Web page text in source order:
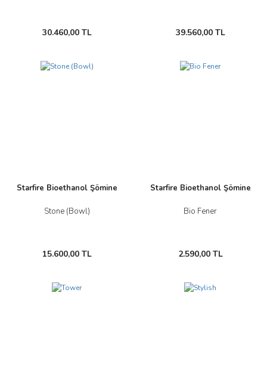
30.460,00 TL 39.560,00 TL
Starfire Bioethanol Şömine
Stone (Bowl)
15.600,00 TL
Starfire Bioethanol Şömine
Bio Fener
2.590,00 TL